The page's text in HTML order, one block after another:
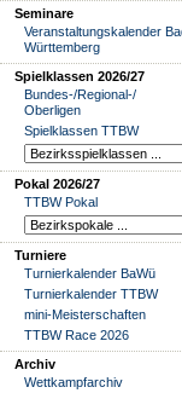
Seminare
Veranstaltungskalender
Württemberg
Spielklassen 2026/27
Bundes-/Regional-/
Oberligen
Spielklassen TTBW
Pokal 2026/27
TTBW Pokal
Turniere
Turnierkalender BaWü
Turnierkalender TTBW
mini-Meisterschaften
TTBW Race 2026
Archiv
Wettkampfarchiv